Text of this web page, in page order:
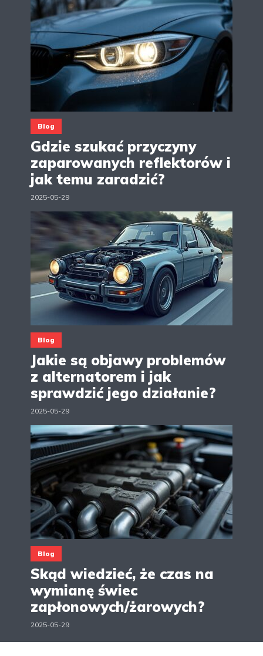
Blog
Gdzie szukać przyczyny
zaparowanych reflektorów i
jak temu zaradzić?
2025-05-29
Blog
Jakie są objawy problemów
z alternatorem i jak
sprawdzić jego działanie?
2025-05-29
Blog
Skąd wiedzieć, że czas na
wymianę świec
zapłonowych/żarowych?
2025-05-29